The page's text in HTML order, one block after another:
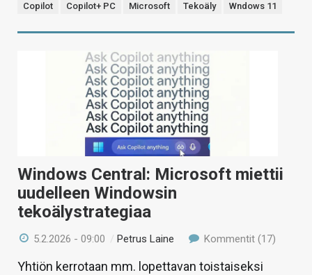
Copilot Copilot+ PC Microsoft Tekoäly Wndows 11
Windows Central: Microsoft miettii
uudelleen Windowsin
tekoälystrategiaa
5.2.2026 - 09:00 /Petrus Laine Kommentit (17)
Yhtiön kerrotaan mm. lopettavan toistaiseksi